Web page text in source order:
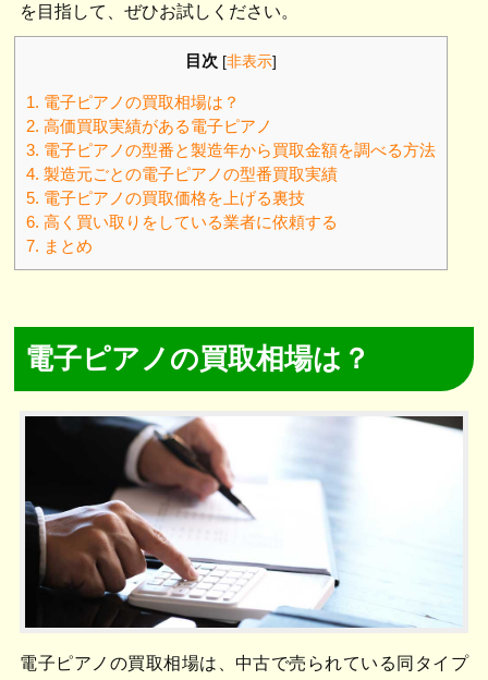
を目指して、ぜひお試しください。
目次 [非表示]
1. 電子ピアノの買取相場は？
2. 高価買取実績がある電子ピアノ
3. 電子ピアノの型番と製造年から買取金額を調べる方法
4. 製造元ごとの電子ピアノの型番買取実績
5. 電子ピアノの買取価格を上げる裏技
6. 高く買い取りをしている業者に依頼する
7. まとめ
電子ピアノの買取相場は？
電子ピアノの買取相場は、中古で売られている同タイプ